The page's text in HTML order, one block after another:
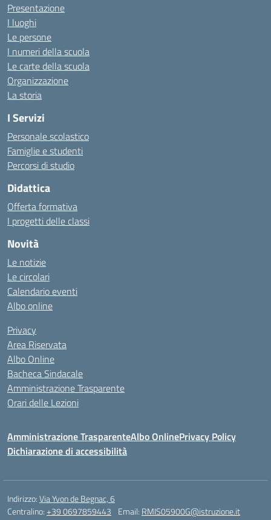
Presentazione
I luoghi
Le persone
I numeri della scuola
Le carte della scuola
Organizzazione
La storia
I Servizi
Personale scolastico
Famiglie e studenti
Percorsi di studio
Didattica
Offerta formativa
I progetti delle classi
Novità
Le notizie
Le circolari
Calendario eventi
Albo online
Privacy
Area Riservata
Albo Online
Bacheca Sindacale
Amministrazione Trasparente
Orari delle Lezioni
Amministrazione TrasparenteAlbo OnlinePrivacy Policy
Dichiarazione di accessibilità
Indirizzo:Via Yvon de Begnac, 6
Centralino:+39 0697859443 Email: RMIS05900G@istruzione.it